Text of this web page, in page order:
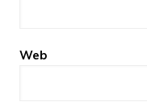
Web